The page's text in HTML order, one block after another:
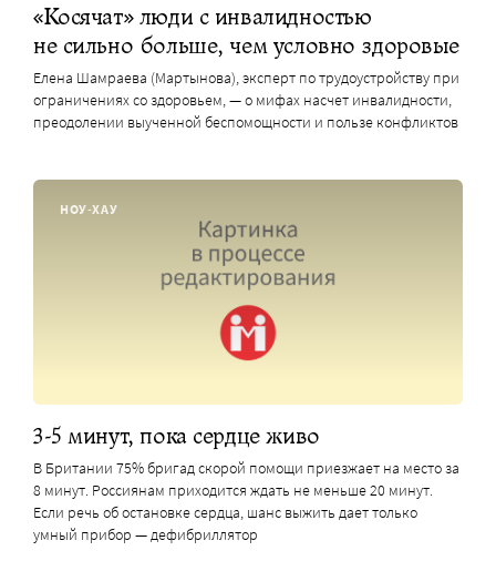
«Косячат» люди с инвалидностью
не сильно больше, чем условно здоровые
Елена Шамраева (Мартынова), эксперт по трудоустройству при
ограничениях со здоровьем, — о мифах насчет инвалидности,
преодолении выученной беспомощности и пользе конфликтов
НОУ-ХАУ
3-5 минут, пока сердце живо
В Британии 75% бригад скорой помощи приезжает на место за
8 минут. Россиянам приходится ждать не меньше 20 минут.
Если речь об остановке сердца, шанс выжить дает только
умный прибор — дефибриллятор